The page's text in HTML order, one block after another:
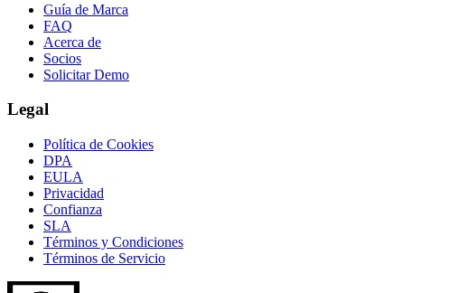
Guía de Marca
FAQ
Acerca de
Socios
Solicitar Demo
Legal
Política de Cookies
DPA
EULA
Privacidad
Confianza
SLA
Términos y Condiciones
Términos de Servicio